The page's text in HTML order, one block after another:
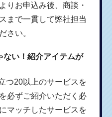
りお申込み後、商談・
まで一貫して弊社担当
さい。
い！紹介アイテムが
つ20以上のサービスを
必ずご紹介いただく必
マッチしたサービスを